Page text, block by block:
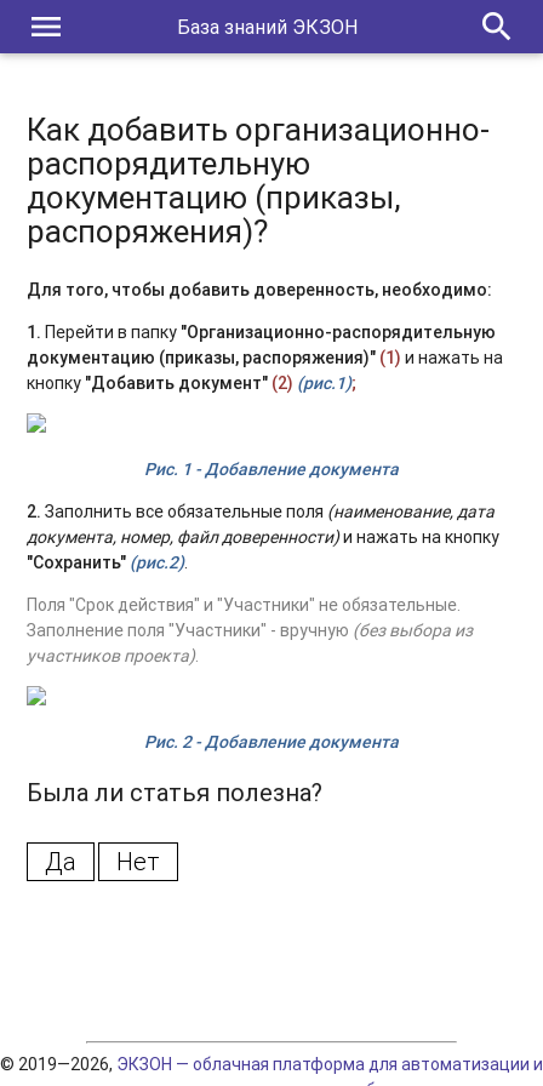
menu База знаний ЭКЗОН search
Как добавить организационно-
распорядительную
документацию (приказы,
распоряжения)?
Для того, чтобы добавить доверенность, необходимо:
1. Перейти в папку "Организационно-распорядительную
документацию (приказы, распоряжения)" (1) и нажать на
кнопку "Добавить документ" (2) (рис.1);
Рис. 1 - Добавление документа
2. Заполнить все обязательные поля (наименование, дата
документа, номер, файл доверенности)и нажать на кнопку
"Сохранить" (рис.2).
Поля "Срок действия" и "Участники" не обязательные.
Заполнение поля "Участники" - вручную (без выбора из
участников проекта).
Рис. 2 - Добавление документа
Была ли статья полезна?
Да Нет
© 2019—2026, ЭКЗОН — облачная платформа для автоматизации и